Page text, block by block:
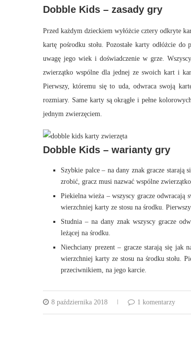
Dobble Kids – zasady gry
Przed każdym dzieckiem wyłóżcie cztery odkryte
kartę pośrodku stołu. Pozostałe karty odłóżcie
uwagę jego wiek i doświadczenie w grze.
zwierzątko wspólne dla jednej ze swoich kart i
Pierwszy, któremu się to uda, odwraca swoją
rozmiary. Same karty są okrągłe i pełne
jednym zwierzęciem.
Dobble Kids – warianty gry
Szybkie palce – na dany znak gracze starają
zrobić, gracz musi nazwać wspólne
Piekielna wieża – wszyscy gracze
wierzchniej karty ze stosu na środku.
Studnia – na dany znak wszyscy gracze
leżącej na środku.
Niechciany prezent – gracze starają się jak
wierzchniej karty ze stosu na środku stołu.
przeciwnikiem, na jego karcie.
8 października 2018 1 komentarzy